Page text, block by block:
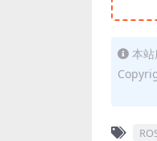
本